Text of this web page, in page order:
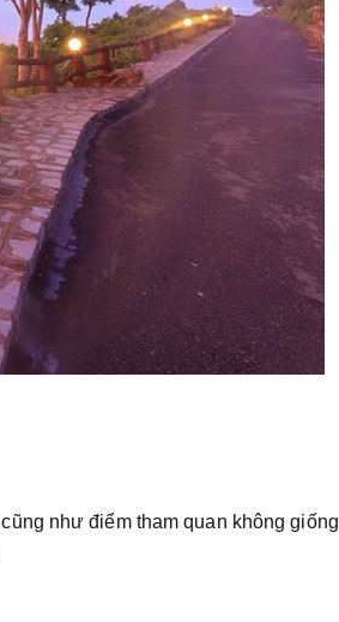
như điểm tham quan không giống